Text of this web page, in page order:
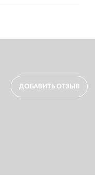
ДОБАВИТЬ ОТЗЫВ